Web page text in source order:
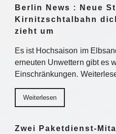
Berlin News : Neue
Kirnitzschtalbahn
zieht um
Es ist Hochsaison im
erneuten Unwettern gibt es
Einschränkungen.
Weiterlesen
Zwei Paketdienst-